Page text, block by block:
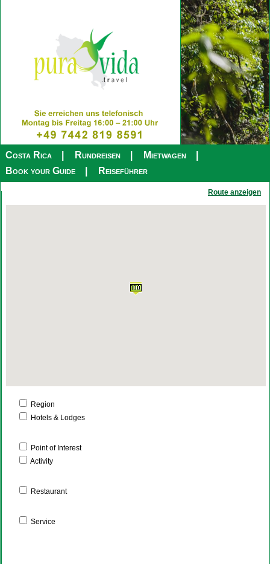
Costa Rica Rundreisen
Mietwagen
Book your Guide
Reiseführer
Route anzeigen
Region
Hotels & Lodges
Point of Interest
Activity
Restaurant
Service